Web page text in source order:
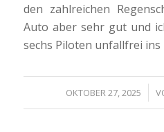
den zahlreichen
Auto aber sehr gut und
sechs Piloten unfallfrei ins
OKTOBER 27, 2025
/